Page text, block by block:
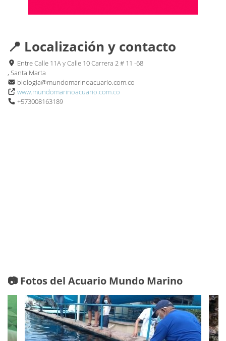
📍 Localización y contacto
Entre Calle 11A y Calle 10 Carrera 2 # 11 -68
, Santa Marta
biologia@mundomarinoacuario.com.co
www.mundomarinoacuario.com.co
+573008163189
📷 Fotos del Acuario Mundo Marino